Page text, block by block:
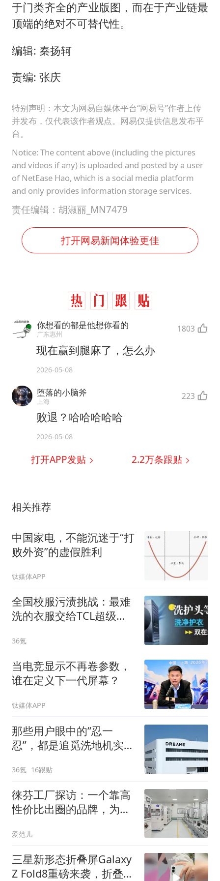
于门类齐全的产业版图，而在于产业链最
顶端的绝对不可替代性。
编辑: 秦扬轲
责编: 张庆
特别声明：本文为网易自媒体平台“网易号”作者上传
并发布，仅代表该作者观点。网易仅提供信息发布平
台。
Notice: The content above (including the pictures
and videos if any) is uploaded and posted by a user
of NetEase Hao, which is a social media platform
and only provides information storage services.
责任编辑：胡淑丽_MN7479
打开网易新闻体验更佳
你想看的都是他想你看的
广东惠州 1803
现在赢到腿麻了，怎么办
2026-05-08
堕落的小脑斧
上海 223
败退？哈哈哈哈哈
2026-05-08
打开APP发贴 2.2万条跟贴
相关推荐
中国家电，不能沉迷于“打
败外资”的虚假胜利
钛媒体APP
全国校服污渍挑战：最难
洗的衣服交给TCL超级
36氪
当电竞显示不再卷参数，
谁在定义下一代屏幕？
钛媒体APP
那些用户眼中的“忍一
忍”，都是追觅洗地机实验
36氪 16跟贴
徕芬工厂探访：一个靠高
性价比出圈的品牌，为什
爱范儿
三星新形态折叠屏Galaxy
Z Fold8重磅来袭，折叠屏